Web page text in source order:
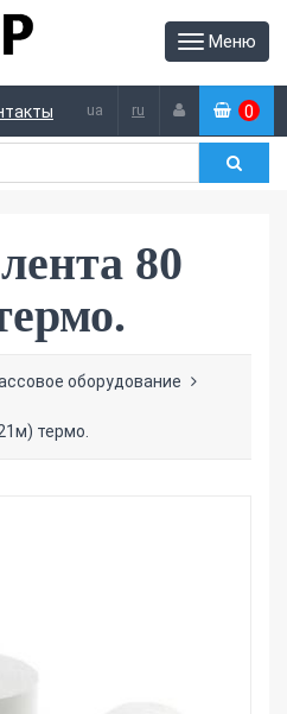
Меню
ua ru (0 )
80
оборудование
термо.